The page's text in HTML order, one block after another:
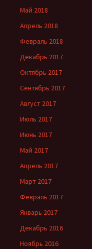
Май 2018
Апрель 2018
Февраль 2018
Декабрь 2017
Октябрь 2017
Сентябрь 2017
Август 2017
Июль 2017
Июнь 2017
Май 2017
Апрель 2017
Март 2017
Февраль 2017
Январь 2017
Декабрь 2016
Ноябрь 2016